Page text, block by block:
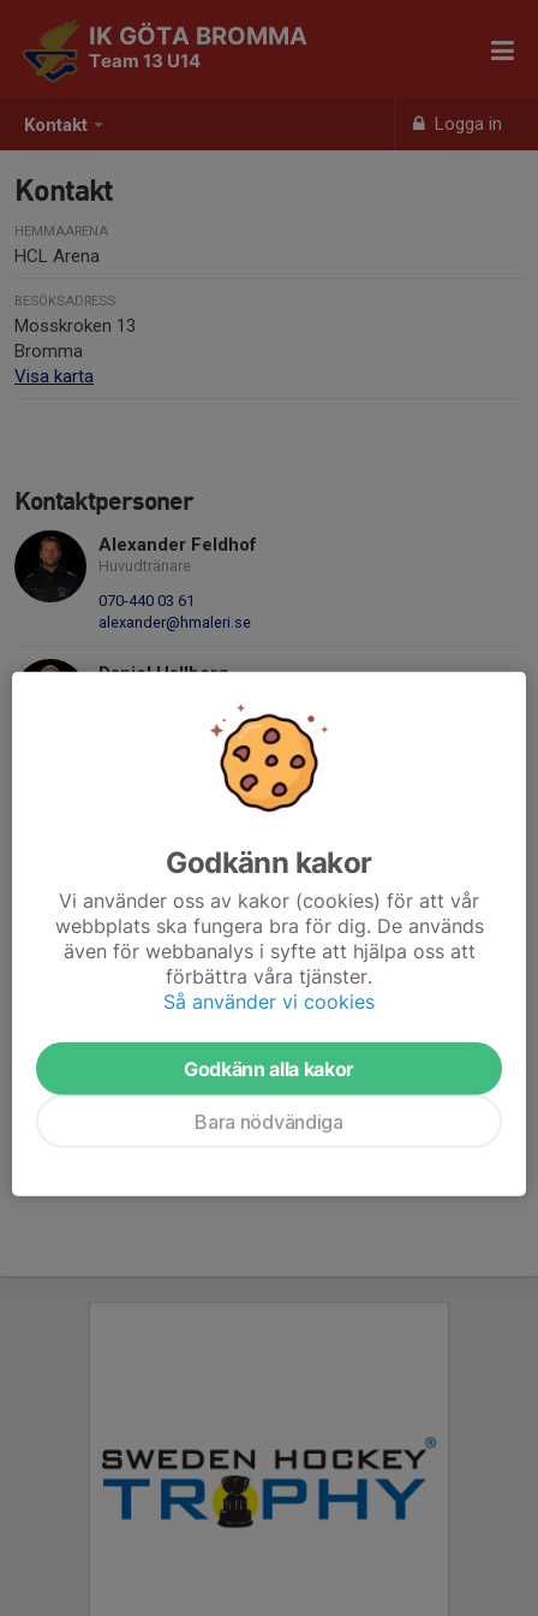
Kontakt Logga in
IK GÖTA BROMMA
Team 13 U14
Kontakt
HEMMAARENA
HCL Arena
BESÖKSADRESS
Mosskroken 13
Bromma
Visa karta
Kontaktpersoner
Alexander Feldhof
Huvudtränare
070-440 03 61
alexander@hmaleri.se
Daniel Hallberg
dhallberg78@gmail.com
Fredrik Wegersjö
070-282 26 13
fredrik1834@gmail.com
Johan Jiremark
Kassör
076-723 20 95
jiremark@gmail.com
Oscar Sandberg
Godkänn kakor
Vi använder oss av kakor (cookies) för att vår
webbplats ska fungera bra för dig. De används
även för webbanalys i syfte att hjälpa oss att
förbättra våra tjänster.
Så använder vi cookies
Godkänn alla kakor
Bara nödvändiga